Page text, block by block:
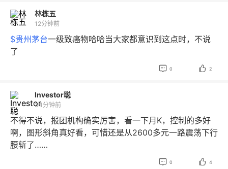
林栋五
12分钟前
$贵州茅台一级致癌物哈哈当大家都意识到这点时，不说
了
 0  2
Investor聪
34分钟前
不得不说，报团机构确实厉害，看一下月K，控制的多好
啊，图形斜角真好看，可惜还是从2600多元一路震荡下行
腰斩了……
 0  4